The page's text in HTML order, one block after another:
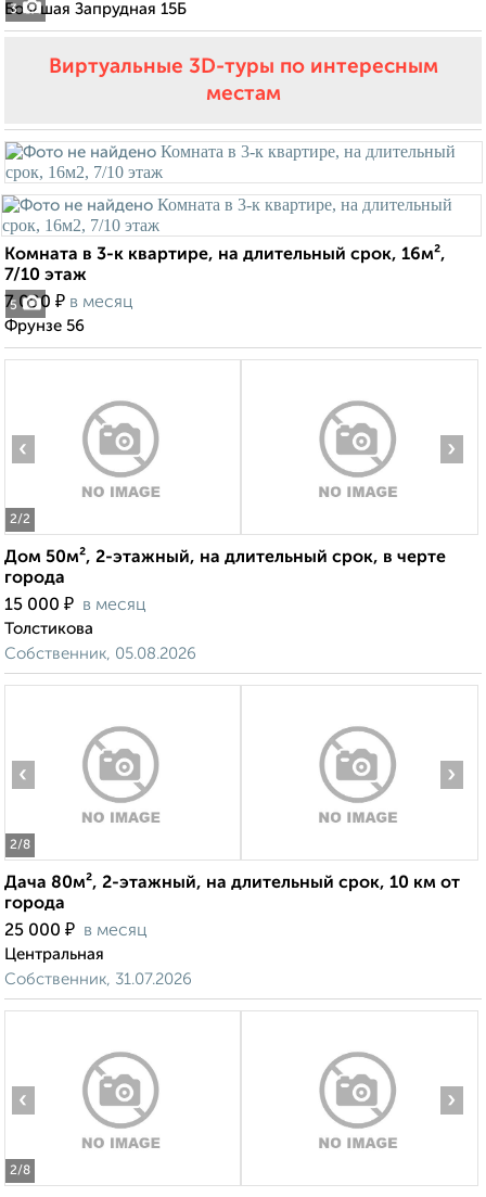
3
Большая Запрудная 15Б
Виртуальные 3D-туры по интересным
местам
5
Комната в 3-к квартире, на длительный срок, 16м²,
7/10 этаж
7 000 ₽ в месяц
Фрунзе 56
2/2
‹ ›
Дом 50м², 2-этажный, на длительный срок, в черте
города
15 000 ₽ в месяц
Толстикова
Собственник, 05.08.2026
2/8
‹ ›
Дача 80м², 2-этажный, на длительный срок, 10 км от
города
25 000 ₽ в месяц
Центральная
Собственник, 31.07.2026
2/8
‹ ›